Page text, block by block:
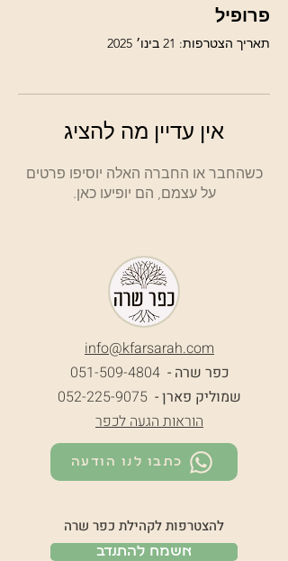
פרופיל
תאריך הצטרפות: 21 בינו׳ 2025
אין עדיין מה להציג
כשהחבר או החברה האלה יוסיפו פרטים
על עצמם, הם יופיעו כאן.
info@kfarsarah.com
כפר שרה -051-509-4804
שמוליק פארן - 052-225-9075
הוראות הגעה לכפר
כתבו לנו הודעה
להצטרפות לקהילת כפר שרה
אשמח להתנדב